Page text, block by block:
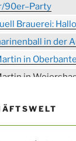
90er–Party
Brauerei:
in der
in
in
im Burghaus